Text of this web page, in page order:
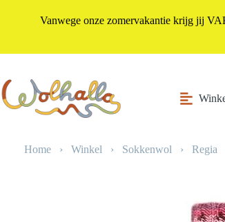
de
inhoud
Home › Winkel › Sokkenwol › Regia
Vanwege onze zomervakantie krijg jij